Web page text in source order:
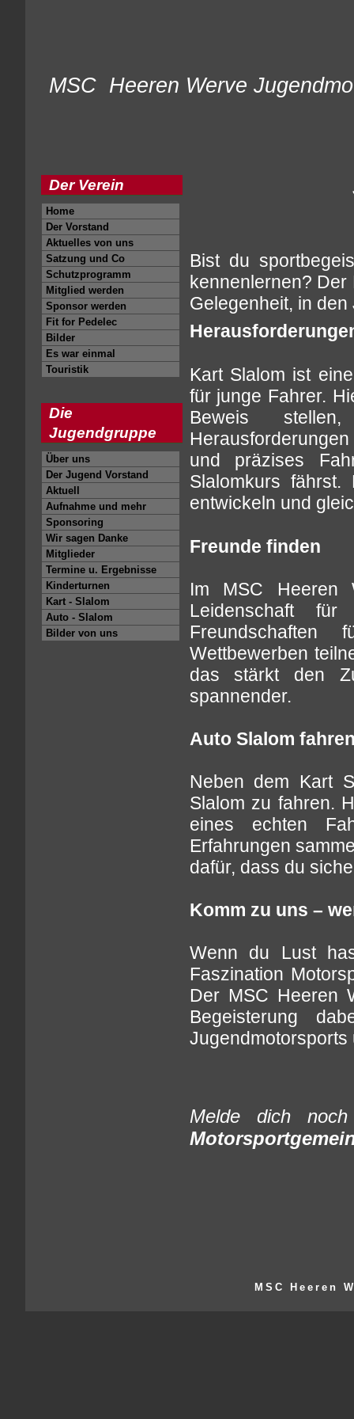
MSC Heeren Werve
Der Verein
Home
Der Vorstand
Aktuelles von uns
Satzung und Co
Schutzprogramm
Mitglied werden
Sponsor werden
Fit for Pedelec
Bilder
Es war einmal
Touristik
Die
Jugendgruppe
Über uns
Der Jugend Vorstand
Aktuell
Aufnahme und mehr
Sponsoring
Wir sagen Danke
Mitglieder
Termine u. Ergebnisse
Kinderturnen
Kart - Slalom
Auto - Slalom
Bilder von uns
Bist du
kennenlernen?
Gelegenheit, in
Kart Slalom ist
für junge Fahrer.
Beweis
und präzises
Slalomkurs
entwickeln und
Freunde finden
Im MSC Heeren
Leidenschaft
Wettbewerben
das stärkt den
spannender.
Auto Slalom
Neben dem Kart
Slalom zu fahren.
eines echten
Erfahrungen
dafür, dass du
Komm zu uns –
Wenn du Lust
Faszination
Der MSC Heeren
Begeisterung
Jugendmotorsports
Melde dich
MSC Heeren